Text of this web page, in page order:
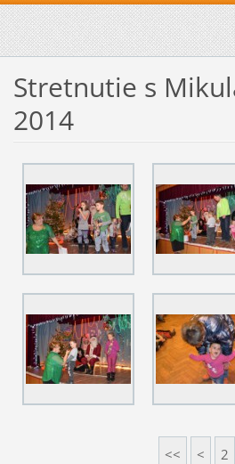
Stretnutie s
2014
<< < 2